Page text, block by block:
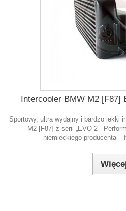
Intercooler BMW M2 [F87]
Sportowy, ultra wydajny i bardzo lekki
M2 [F87] z serii „EVO 2 -
niemieckiego producenta –